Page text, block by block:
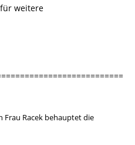
weitere
Frau Racek behauptet die